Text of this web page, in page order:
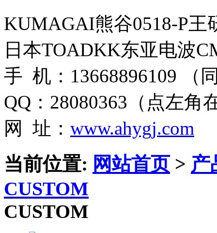
KUMAGAI熊谷0518-P王
日本TOADKK东亚电波
手 机：13668896109 （
QQ：28080363（点左角
网 址： www.ahygj.com
当前位置: 网站首页> 产
CUSTOM
CUSTOM